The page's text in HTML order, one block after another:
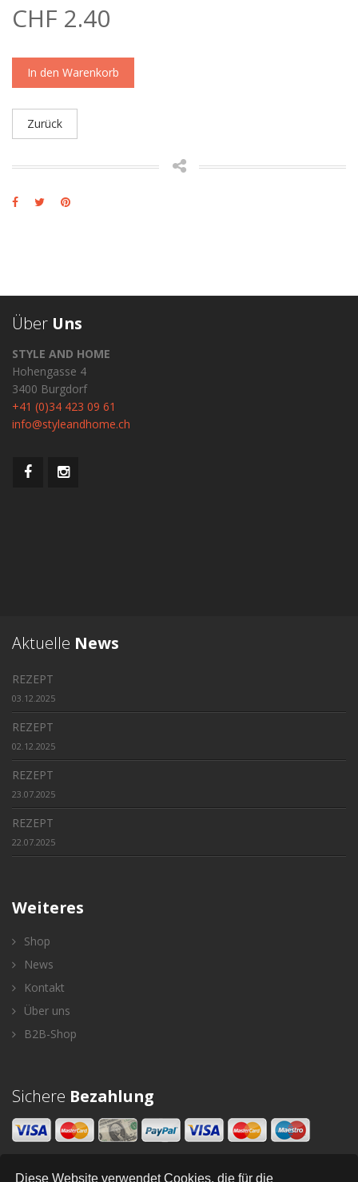
Diese Website verwendet Cookies, die für die
CHF 2.40
In den Warenkorb
Zurück
Über Uns
STYLE AND HOME
Hohengasse 4
3400 Burgdorf
+41 (0)34 423 09 61
info@styleandhome.ch
Aktuelle News
REZEPT
03.12.2025
REZEPT
02.12.2025
REZEPT
23.07.2025
REZEPT
22.07.2025
Weiteres
Shop
News
Kontakt
Über uns
B2B-Shop
Sichere Bezahlung